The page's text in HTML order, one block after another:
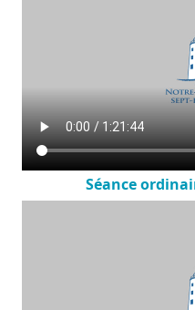
Séance